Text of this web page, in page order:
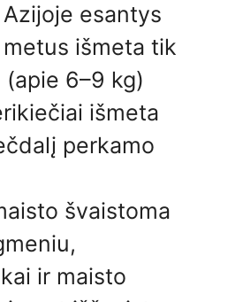
esantys
išmeta tik
(apie 6–9 kg)
išmeta
perkamo
švaistoma
ir maisto